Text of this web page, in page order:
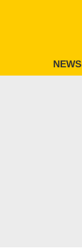
NEWS